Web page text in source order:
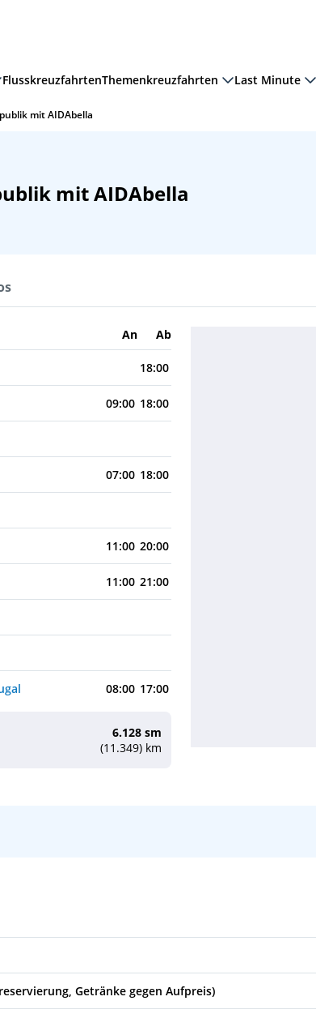
FlusskreuzfahrtenThemenkreuzfahrten Last Minute
mit AIDAbella
mit AIDAbella
An Ab
18:00
09:00 18:00
07:00 18:00
11:00 20:00
11:00 21:00
08:00 17:00
08:00 18:00
08:00 18:00
08:00 20:00
6.128 sm
(11.349) km
Getränke gegen Aufpreis)